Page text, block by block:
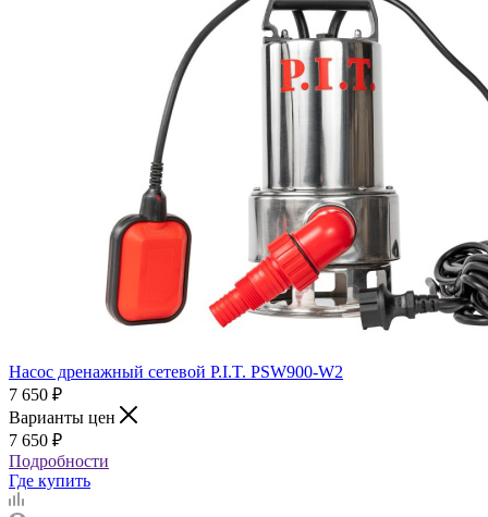
Насос дренажный сетевой P.I.T. PSW900-W2
7 650 ₽
Варианты цен
7 650 ₽
Подробности
Где купить